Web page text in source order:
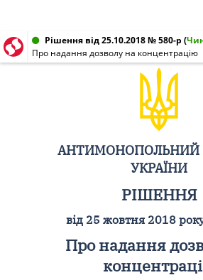
Рішення від 25.10.2018 № 580-р (
Про надання дозволу на концентрацію
АНТИМОНОПОЛЬНИЙ
УКРАЇНИ
РІШЕННЯ
від 25 жовтня 2018
Про надання